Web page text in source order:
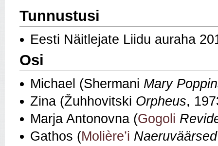
Tunnustusi
Eesti Näitlejate Liidu auraha
Osi
Michael (Shermani Mary
Zina (Žuhhovitski Orpheus,
Marja Antonovna (Gogoli
Gathos (Molière’i